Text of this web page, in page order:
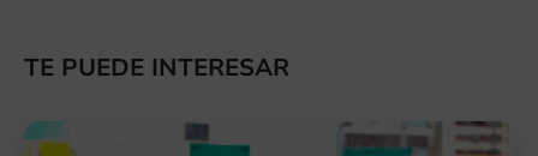
TE PUEDE INTERESAR